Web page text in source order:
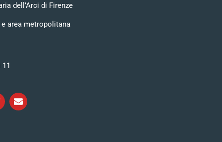
dell’Arci di Firenze
e area metropolitana
11